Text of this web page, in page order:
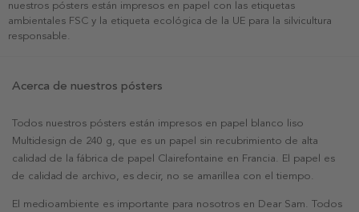
nuestros pósters están impresos en papel con las etiquetas
ambientales FSC y la etiqueta ecológica de la UE para la silvicultura
responsable.
Acerca de nuestros pósters
Todos nuestros pósters están impresos en papel blanco liso
Multidesign de 240 g, que es un papel sin recubrimiento de alta
calidad de la fábrica de papel Clairefontaine en Francia. El papel es
de calidad de archivo, es decir, no se amarillea con el tiempo.
El medioambiente es importante para nosotros en Dear Sam. Todos